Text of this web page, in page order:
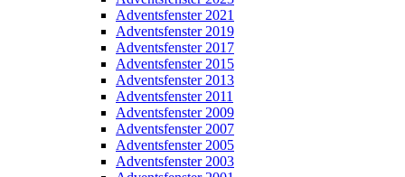
Adventsfenster 2021
Adventsfenster 2019
Adventsfenster 2017
Adventsfenster 2015
Adventsfenster 2013
Adventsfenster 2011
Adventsfenster 2009
Adventsfenster 2007
Adventsfenster 2005
Adventsfenster 2003